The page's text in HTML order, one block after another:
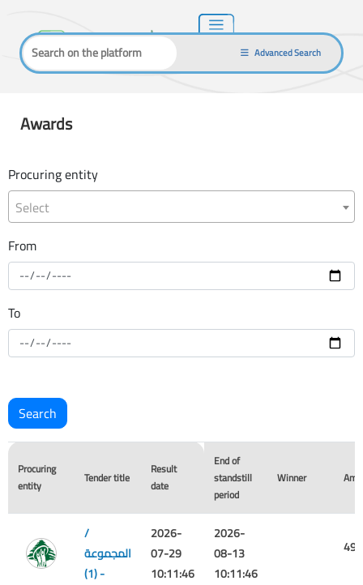
Advanced Search
Awards
Procuring entity
Select
From
To
Procuring
entity
Tender title
Result
date
End of
standstill
period
Winner
/
المجموعة
(1) -
2026-
07-29
10:11:46
2026-
08-13
10:11:46